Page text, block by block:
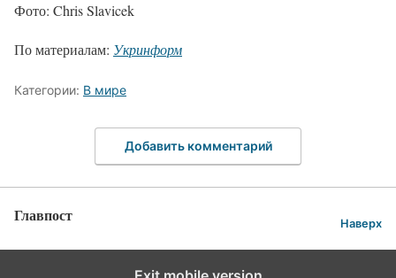
Фото: Chris Slavicek
По материалам: Укринформ
Категории: В мире
Добавить комментарий
Главпост Наверх